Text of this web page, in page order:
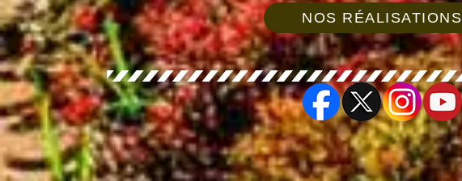
NOS RÉALISATIONS